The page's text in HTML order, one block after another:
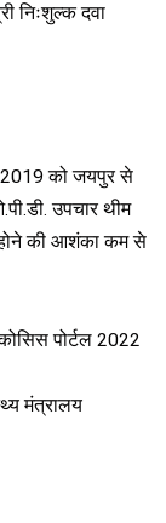
निःशुल्क दवा
2019 को जयपुर से
उपचार थीम
होने की आशंका कम से
पोर्टल 2022
मंत्रालय